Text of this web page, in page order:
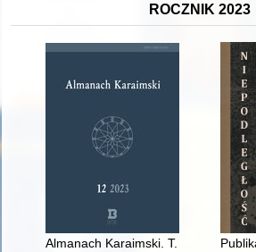
ROCZNIK 2023
Almanach Karaimski. T. 12 (2023)